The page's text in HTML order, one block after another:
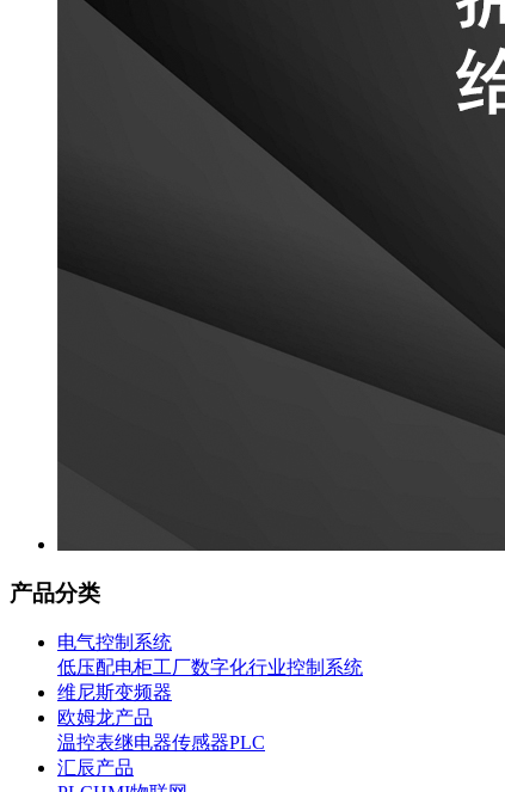
产品分类
电气控制系统
低压配电柜工厂数字化行业控制系统
维尼斯变频器
欧姆龙产品
温控表继电器传感器PLC
汇辰产品